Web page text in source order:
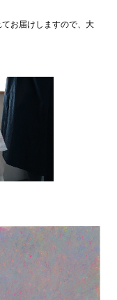
お届けしますので、大